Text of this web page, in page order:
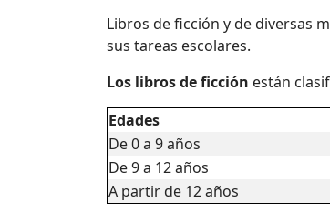
Libros de ficción y de diversas
sus tareas escolares.
Los libros de ficción están
Edades
De 0 a 9 años
De 9 a 12 años
A partir de 12 años